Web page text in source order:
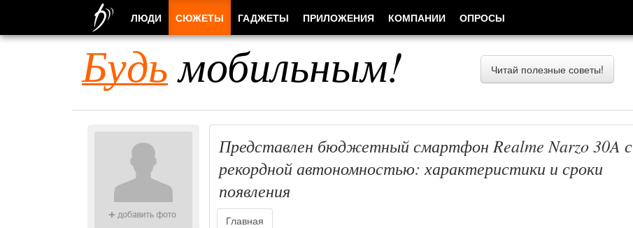
Будьмобильным! Читай полезные советы!
Представлен бюджетный смартфон Realme Narzo 30A с
рекордной автономностью: характеристики и сроки
появления
Главная
ЛЮДИ СЮЖЕТЫ ГАДЖЕТЫ ПРИЛОЖЕНИЯ КОМПАНИИ ОПРОСЫ